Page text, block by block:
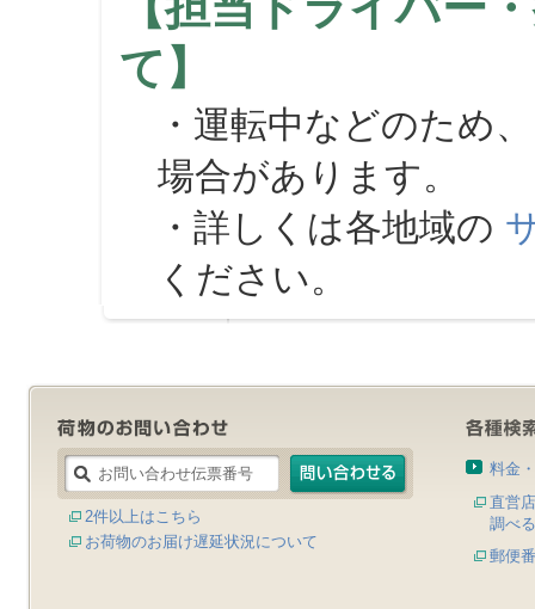
て】
・運転中などのため
場合があります。
・詳しくは各地域の
ください。
2件以上はこちら
お荷物のお届け遅延状況について
料金
直営
調べる
郵便